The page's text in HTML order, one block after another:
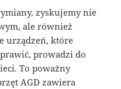
zyskujemy nie
ale również
urządzeń, które
prowadzi do
To poważny
AGD zawiera